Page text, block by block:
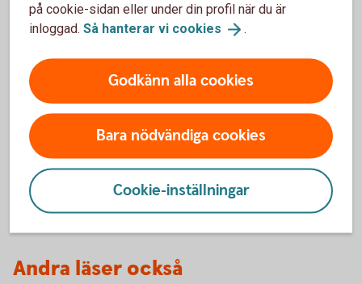
Betala och ta betalt – tjänster
för företagare
Våra betaltjänster. Allt ifrån att betala löner och
leverantörer till att ta betalt med kort och Swish.
Betala och ta betalt
Andra läser också
på cookie-sidan eller under din profil när du är
inloggad. Så hanterar vi cookies .
Godkänn alla cookies
Bara nödvändiga cookies
Cookie-inställningar